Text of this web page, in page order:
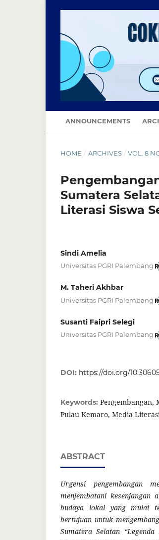
ANNOUNCEMENTS
HOME / ARCHIVES / VOL. 8
Sumatera
Literasi Siswa
Sindi Amelia
Universitas PGRI Palembang
M. Taheri Akhbar
Universitas PGRI Palembang
Susanti Faipri Selegi
Universitas PGRI Palembang
DOI: https://doi.org/
Keywords:Pengembangan,
Pulau Kemaro, Media
ABSTRACT
Urgensi pengembangan
menjembatani kesenjangan
budaya lokal yang mulai
bertujuan untuk
Sumatera Selatan